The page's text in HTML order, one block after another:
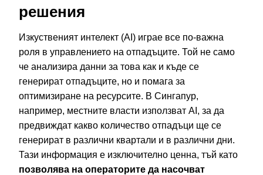
решения
Изкуственият интелект (AI) играе все по-важна
роля в управлението на отпадъците. Той не само
че анализира данни за това как и къде се
генерират отпадъците, но и помага за
оптимизиране на ресурсите. В Сингапур,
например, местните власти използват AI, за да
предвиждат какво количество отпадъци ще се
генерират в различни квартали и в различни дни.
Тази информация е изключително ценна, тъй като
позволява на операторите да насочват